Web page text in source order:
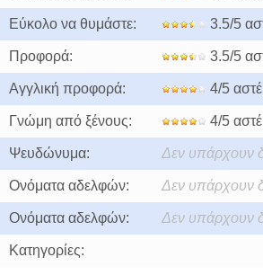
Εύκολο να θυμάστε: 3.5/5
Προφορά: 3.5/5
Αγγλική προφορά: 4/5
Γνώμη από ξένους: 4/5
Ψευδώνυμα: Δεν υπάρχουν
Ονόματα αδελφών: Δεν υπάρχουν
Ονόματα αδελφών: Δεν υπάρχουν
Κατηγορίες: